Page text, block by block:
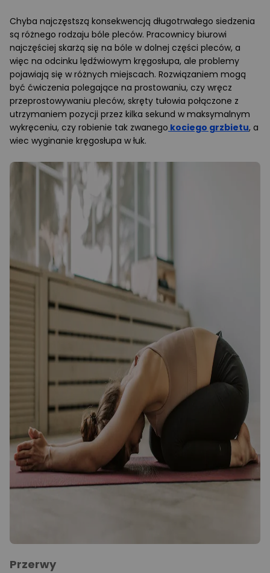
Chyba najczęstszą konsekwencją długotrwałego siedzenia
są różnego rodzaju bóle pleców. Pracownicy biurowi
najczęściej skarżą się na bóle w dolnej części pleców, a
więc na odcinku lędźwiowym kręgosłupa, ale problemy
pojawiają się w różnych miejscach. Rozwiązaniem mogą
być ćwiczenia polegające na prostowaniu, czy wręcz
przeprostowywaniu pleców, skręty tułowia połączone z
utrzymaniem pozycji przez kilka sekund w maksymalnym
wykręceniu, czy robienie tak zwanego kociego grzbietu, a
wiec wyginanie kręgosłupa w łuk.
Przerwy